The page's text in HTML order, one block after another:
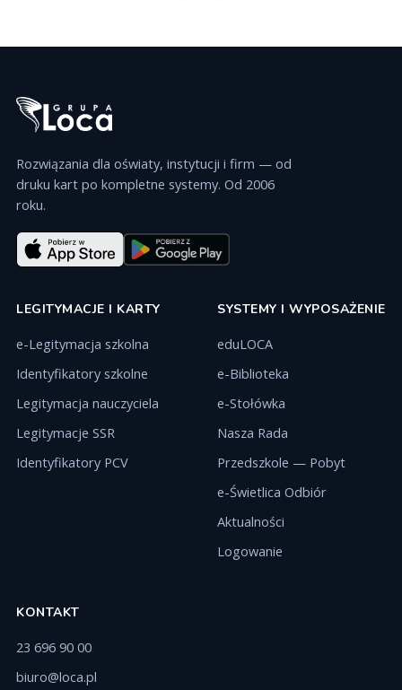
Rozwiązania dla oświaty, instytucji i firm — od
druku kart po kompletne systemy. Od 2006
roku.
LEGITYMACJE I KARTY
e-Legitymacja szkolna
Identyfikatory szkolne
Legitymacja nauczyciela
Legitymacje SSR
Identyfikatory PCV
SYSTEMY I WYPOSAŻENIE
eduLOCA
e-Biblioteka
e-Stołówka
Nasza Rada
Przedszkole — Pobyt
e-Świetlica Odbiór
Aktualności
Logowanie
KONTAKT
23 696 90 00
biuro@loca.pl